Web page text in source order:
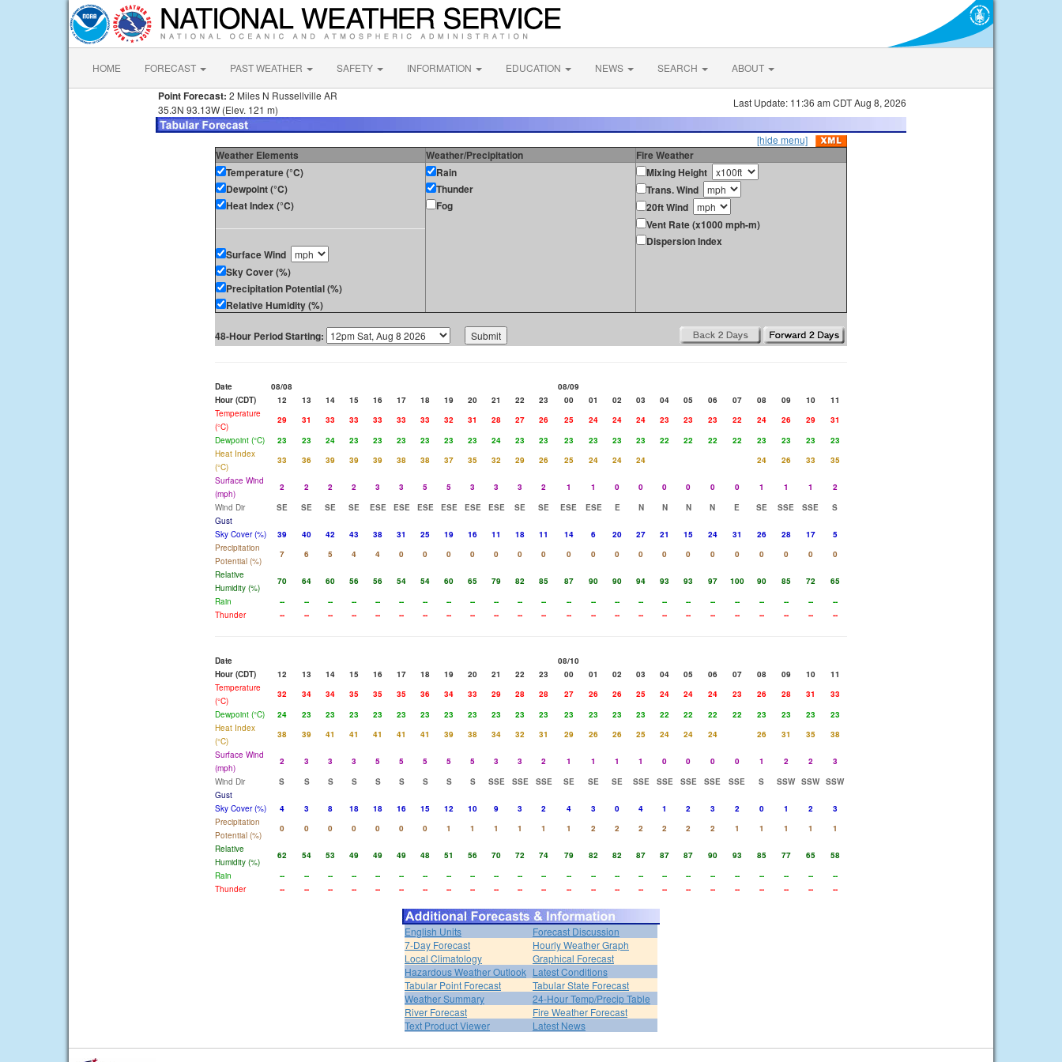
HOME FORECAST PAST WEATHER SAFETY INFORMATION EDUCATION NEWS SEARCH ABOUT
Point Forecast: 2 Miles N Russellville AR
35.3N 93.13W (Elev. 121 m)
Last Update: 11:36 am CDT Aug 8, 2026
[hide menu]
Weather Elements Weather/Precipitation
Fire Weather
Temperature (°C)
Dewpoint (°C)
Heat Index (°C)
Surface Wind
Sky Cover (%)
Precipitation Potential (%)
Relative Humidity (%)
Rain
Thunder
Fog
Mixing Height
Trans. Wind
20ft Wind
Vent Rate (x1000 mph-m)
Dispersion Index
48-Hour Period Starting:
Date 08/08
08/09
Hour (CDT)
12 13 14 15 16 17 18 19 20 21 22 23 00 01 02 03 04 05 06 07 08 09 10
11
Temperature
(°C)
29 31 33 33 33 33 33 32 31 28 27 26 25 24 24 24 23 23 23 22 24 26 29
31
Dewpoint (°C)
23 23 24 23 23 23 23 23 23 24 23 23 23 23 23 23 22 22 22 22 23 23 23
23
Heat Index
(°C)
33 36 39 39 39 38 38 37 35 32 29 26 25 24 24 24 24 26 33
35
Surface Wind
(mph)
2 2 2 2 3 3 5 5 3 3 3 2 1 1 0 0 0 0 0 0 1 1 1
2
Wind Dir
SE SE SE SE ESE ESE ESE ESE ESE ESE SE SE ESE ESE E N N N N E SE SSE SSE
S
Gust
Sky Cover (%)
39 40 42 43 38 31 25 19 16 11 18 11 14 6 20 27 21 15 24 31 26 28 17
5
Precipitation
Potential (%)
7 6 5 4 4 0 0 0 0 0 0 0 0 0 0 0 0 0 0 0 0 0 0
0
Relative
Humidity (%)
70 64 60 56 56 54 54 60 65 79 82 85 87 90 90 94 93 93 97 100 90 85 72
65
Rain
-- -- -- -- -- -- -- -- -- -- -- -- -- -- -- -- -- -- -- -- -- -- --
--
Thunder
-- -- -- -- -- -- -- -- -- -- -- -- -- -- -- -- -- -- -- -- -- -- -- --
Date
08/10
Hour (CDT)
12 13 14 15 16 17 18 19 20 21 22 23 00 01 02 03 04 05 06 07 08 09 10
11
Temperature
(°C)
32 34 34 35 35 35 36 34 33 29 28 28 27 26 26 25 24 24 24 23 26 28 31
33
Dewpoint (°C)
24 23 23 23 23 23 23 23 23 23 23 23 23 23 23 23 22 22 22 22 23 23 23
23
Heat Index
(°C)
38 39 41 41 41 41 41 39 38 34 32 31 29 26 26 25 24 24 24 26 31 35
38
Surface Wind
(mph)
2 3 3 3 5 5 5 5 5 3 3 2 1 1 1 1 0 0 0 0 1 2 2
3
Wind Dir
S S S S S S S S S SSE SSE SSE SE SE SE SSE SSE SSE SSE SSE S SSW SSW SSW
Gust
Sky Cover (%)
4 3 8 18 18 16 15 12 10 9 3 2 4 3 0 4 1 2 3 2 0 1 2
3
Precipitation
Potential (%)
0 0 0 0 0 0 0 1 1 1 1 1 1 2 2 2 2 2 2 1 1 1 1
1
Relative
Humidity (%)
62 54 53 49 49 49 48 51 56 70 72 74 79 82 82 87 87 87 90 93 85 77 65
58
Rain
-- -- -- -- -- -- -- -- -- -- -- -- -- -- -- -- -- -- -- -- -- -- --
--
Thunder
-- -- -- -- -- -- -- -- -- -- -- -- -- -- -- -- -- -- -- -- -- -- -- --
English Units
Forecast Discussion
7-Day Forecast
Hourly Weather Graph
Local Climatology
Graphical Forecast
Hazardous Weather Outlook Latest Conditions
Tabular Point Forecast
Tabular State Forecast
Weather Summary
24-Hour Temp/Precip Table
River Forecast
Fire Weather Forecast
Text Product Viewer
Latest News